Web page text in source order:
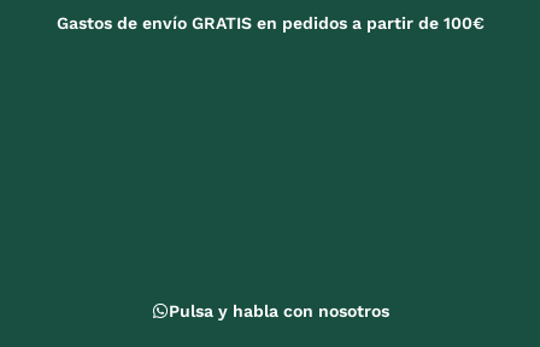
Gastos de envío GRATIS en pedidos a partir de 100€
Pulsa y habla con nosotros